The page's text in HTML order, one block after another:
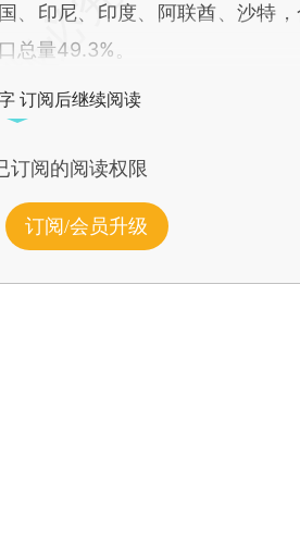
、印尼、印度、阿联酋、沙特，
总量49.3%。
订阅后继续阅读
订阅的阅读权限
订阅/会员升级